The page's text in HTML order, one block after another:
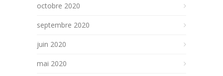
octobre 2020
septembre 2020
juin 2020
mai 2020